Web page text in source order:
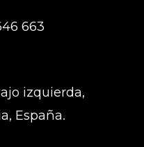
663
izquierda,
España.